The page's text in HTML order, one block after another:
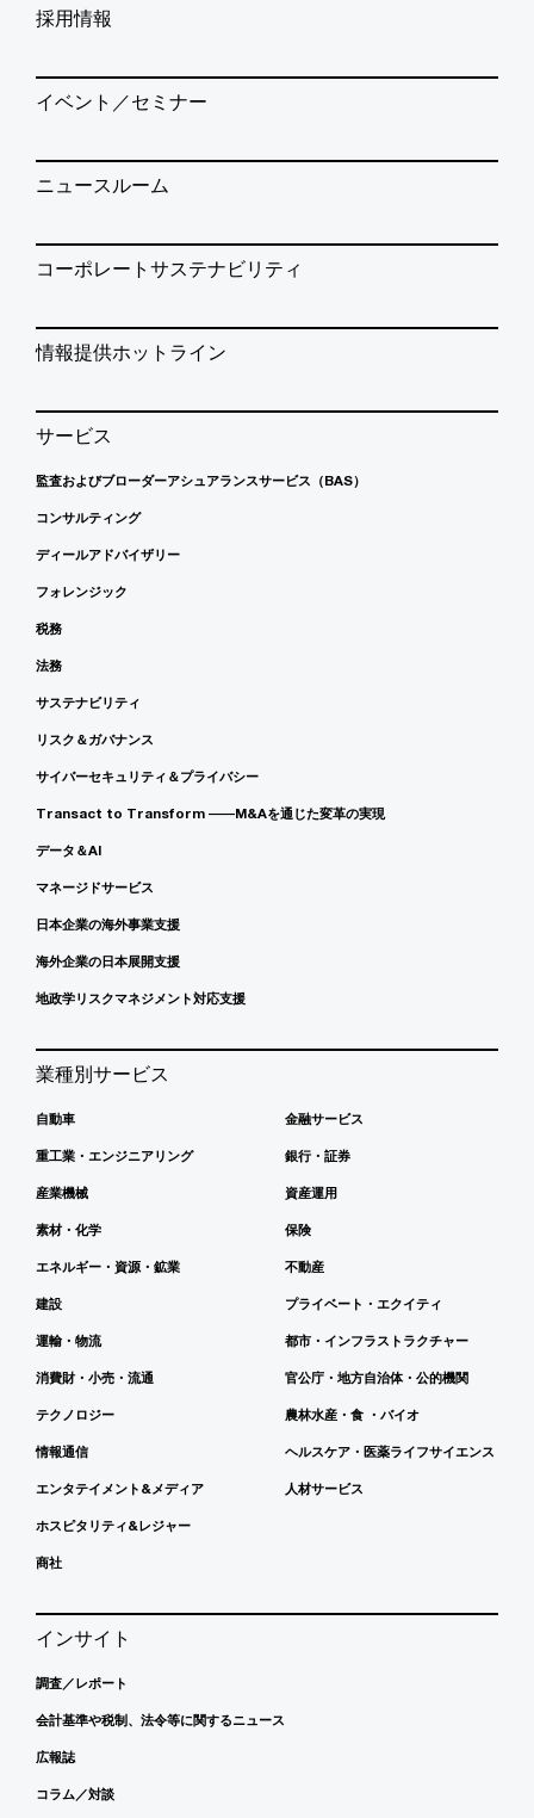
採用情報
イベント／セミナー
ニュースルーム
コーポレートサステナビリティ
情報提供ホットライン
サービス
監査およびブローダーアシュアランスサービス（BAS）
コンサルティング
ディールアドバイザリー
フォレンジック
税務
法務
サステナビリティ
リスク＆ガバナンス
サイバーセキュリティ＆プライバシー
Transact to Transform ――M&Aを通じた変革の実現
データ＆AI
マネージドサービス
日本企業の海外事業支援
海外企業の日本展開支援
地政学リスクマネジメント対応支援
業種別サービス
自動車
重工業・エンジニアリング
産業機械
素材・化学
エネルギー・資源・鉱業
建設
運輸・物流
消費財・小売・流通
テクノロジー
情報通信
エンタテイメント&メディア
ホスピタリティ&レジャー
商社
金融サービス
銀行・証券
資産運用
保険
不動産
プライベート・エクイティ
都市・インフラストラクチャー
官公庁・地方自治体・公的機関
農林水産・食 ・バイオ
ヘルスケア・医薬ライフサイエンス
人材サービス
インサイト
調査／レポート
会計基準や税制、法令等に関するニュース
広報誌
コラム／対談